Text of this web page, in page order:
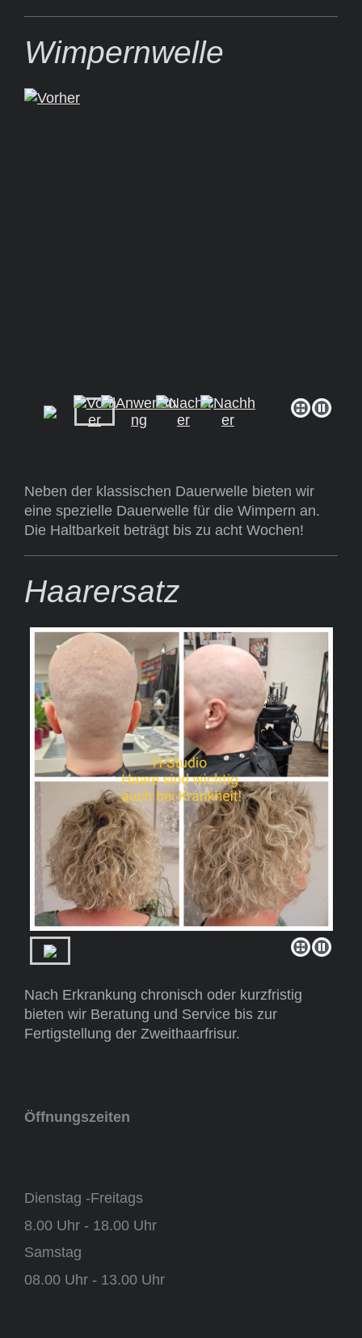
Wimpernwelle
Neben der klassischen Dauerwelle bieten wir
eine spezielle Dauerwelle für die Wimpern an.
Die Haltbarkeit beträgt bis zu acht Wochen!
Haarersatz
Nach Erkrankung chronisch oder kurzfristig
bieten wir Beratung und Service bis zur
Fertigstellung der Zweithaarfrisur.
Öffnungszeiten
Dienstag -Freitags
8.00 Uhr - 18.00 Uhr
Samstag
08.00 Uhr - 13.00 Uhr